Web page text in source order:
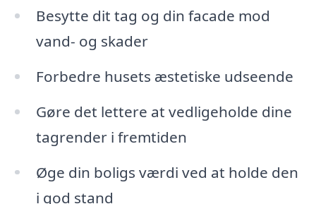
Besytte dit tag og din facade mod
vand- og skader
Forbedre husets æstetiske udseende
Gøre det lettere at vedligeholde dine
tagrender i fremtiden
Øge din boligs værdi ved at holde den
i god stand